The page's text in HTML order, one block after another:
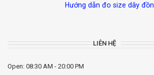
Hướng dẫn đo size dây
LIÊN HỆ
Open: 08:30 AM - 20:00 PM